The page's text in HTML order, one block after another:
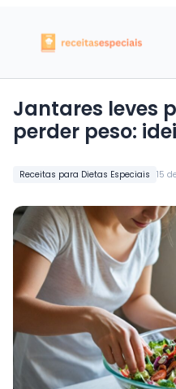
Receitas para Dietas Especiais 15
Jantares leves
perder peso: